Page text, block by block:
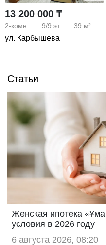
13 200 000 ₸
2-комн. 9/9 эт. 39 м²
ул. Карбышева
Статьи
Женская ипотека
условия в 2026 году
6 августа 2026, 08:20